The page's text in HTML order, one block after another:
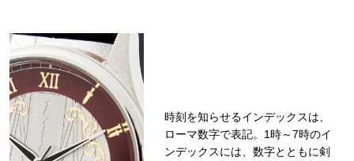
時刻を知らせるインデックスは、
ローマ数字で表記。1時～7時のイ
ンデックスには、数字とともに剣